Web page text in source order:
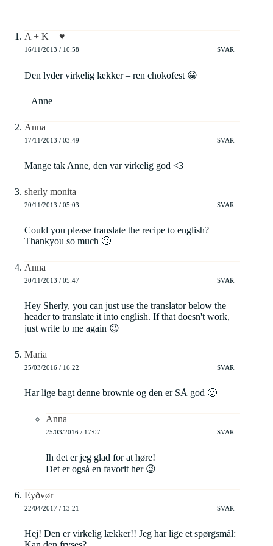
A + K = ♥
16/11/2013 / 10:58 SVAR
Den lyder virkelig lækker – ren chokofest 😀
– Anne
Anna
17/11/2013 / 03:49 SVAR
Mange tak Anne, den var virkelig god <3
sherly monita
20/11/2013 / 05:03 SVAR
Could you please translate the recipe to english?
Thankyou so much 🙂
Anna
20/11/2013 / 05:47 SVAR
Hey Sherly, you can just use the translator below the
header to translate it into english. If that doesn't work,
just write to me again 😉
Maria
25/03/2016 / 16:22 SVAR
Har lige bagt denne brownie og den er SÅ god 🙂
Anna
25/03/2016 / 17:07 SVAR
Ih det er jeg glad for at høre!
Det er også en favorit her 😉
Eyðvør
22/04/2017 / 13:21 SVAR
Hej! Den er virkelig lækker!! Jeg har lige et spørgsmål: